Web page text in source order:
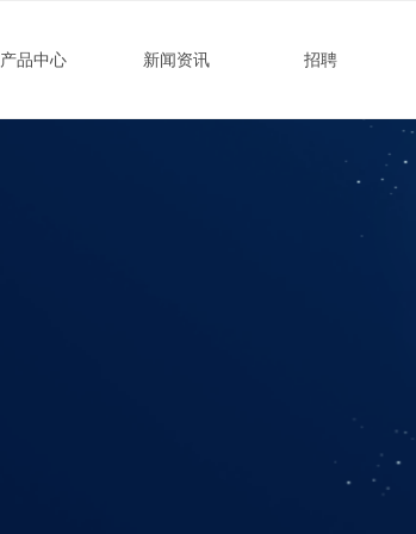
产品中心 新闻资讯 招聘